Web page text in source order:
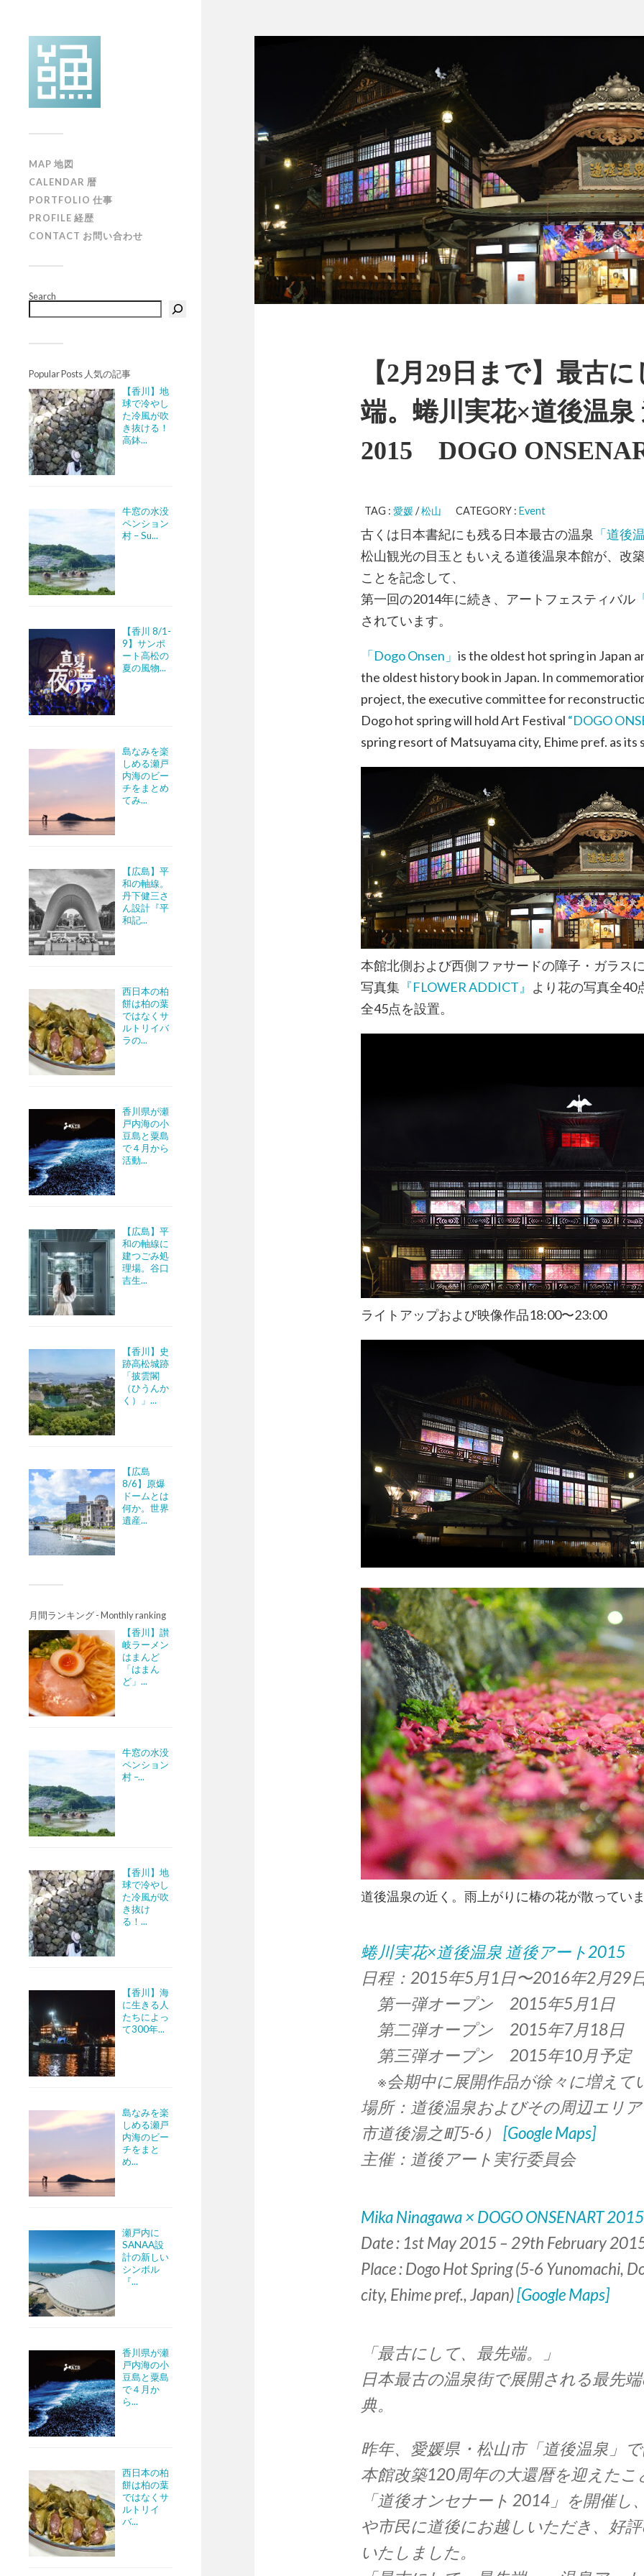
MAP 地図
CALENDAR 暦
PORTFOLIO 仕事
PROFILE 経歴
CONTACT お問い合わせ
Search
Popular Posts 人気の記事
【香川】地
球で冷やし
た冷風が吹
き抜ける！
高鉢...
牛窓の水没
ペンション
村 – Su...
【香川 8/1-
9】サンポ
ート高松の
夏の風物...
島なみを楽
しめる瀬戸
内海のビー
チをまとめ
てみ...
【広島】平
和の軸線。
丹下健三さ
ん設計『平
和記...
西日本の柏
餅は柏の葉
ではなくサ
ルトリイバ
ラの...
香川県が瀬
戸内海の小
豆島と粟島
で４月から
活動...
【広島】平
和の軸線に
建つごみ処
理場。谷口
吉生...
【香川】史
跡高松城跡
「披雲閣
（ひうんか
く）」...
【広島
8/6】原爆
ドームとは
何か。世界
遺産...
月間ランキング - Monthly ranking
【香川】讃
岐ラーメン
はまんど
「はまん
ど」...
牛窓の水没
ペンション
村 –...
【香川】地
球で冷やし
た冷風が吹
き抜け
る！...
【香川】海
に生きる人
たちによっ
て300年...
島なみを楽
しめる瀬戸
内海のビー
チをまと
め...
瀬戸内に
SANAA設
計の新しい
シンボル
『...
香川県が瀬
戸内海の小
豆島と粟島
で４月か
ら...
西日本の柏
餅は柏の葉
ではなくサ
ルトリイ
バ...
【2月29日まで】最古
端。蜷川実花×道後温泉
2015 DOGO
TAG : 愛媛/松山 CATEGORY : Event
古くは日本書紀にも残る日本最古の温泉 「道後
松山観光の目玉ともいえる道後温泉本館が、改
ことを記念して、
第一回の2014年に続き、アートフェスティバル
されています。
「Dogo Onsen」 is the oldest hot spring in Japan
the oldest history book in Japan. In
project, the executive committee for
Dogo hot spring will hold Art Festival “DOGO
spring resort of Matsuyama city, Ehime pref. as its
本館北側および西側ファサードの障子・ガラス
写真集 『FLOWER ADDICT』 より花の写真全40
全45点を設置。
ライトアップおよび映像作品18:00〜23:00
道後温泉の近く。雨上がりに椿の花が散ってい
蜷川実花×道後温泉 道後アート2015
日程：2015年5月1日〜2016年2月29
第一弾オープン 2015年5月1日
第二弾オープン 2015年7月18日
第三弾オープン 2015年10月予定
※会期中に展開作品が徐々に増えて
場所：道後温泉およびその周辺エリ
市道後湯之町5-6） [Google Maps]
主催：道後アート実行委員会
Mika Ninagawa × DOGO ONSENART 2015
Date : 1st May 2015 – 29th February
Place : Dogo Hot Spring (5-6 Yunomachi,
city, Ehime pref., Japan)[Google Maps]
「最古にして、最先端。」
日本最古の温泉街で展開される最先
典。
昨年、愛媛県・松山市「道後温泉」
本館改築120周年の大還暦を迎えたこ
「道後オンセナート 2014」を開催し
や市民に道後にお越しいただき、好
いたしました。